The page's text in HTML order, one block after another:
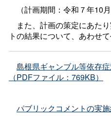
（計画期間：令和７年10
また、計画の策定にあた
トの結果について、あわせて
島根県ギャンブル等依存
（PDFファイル：769KB）
パブリックコメントの実